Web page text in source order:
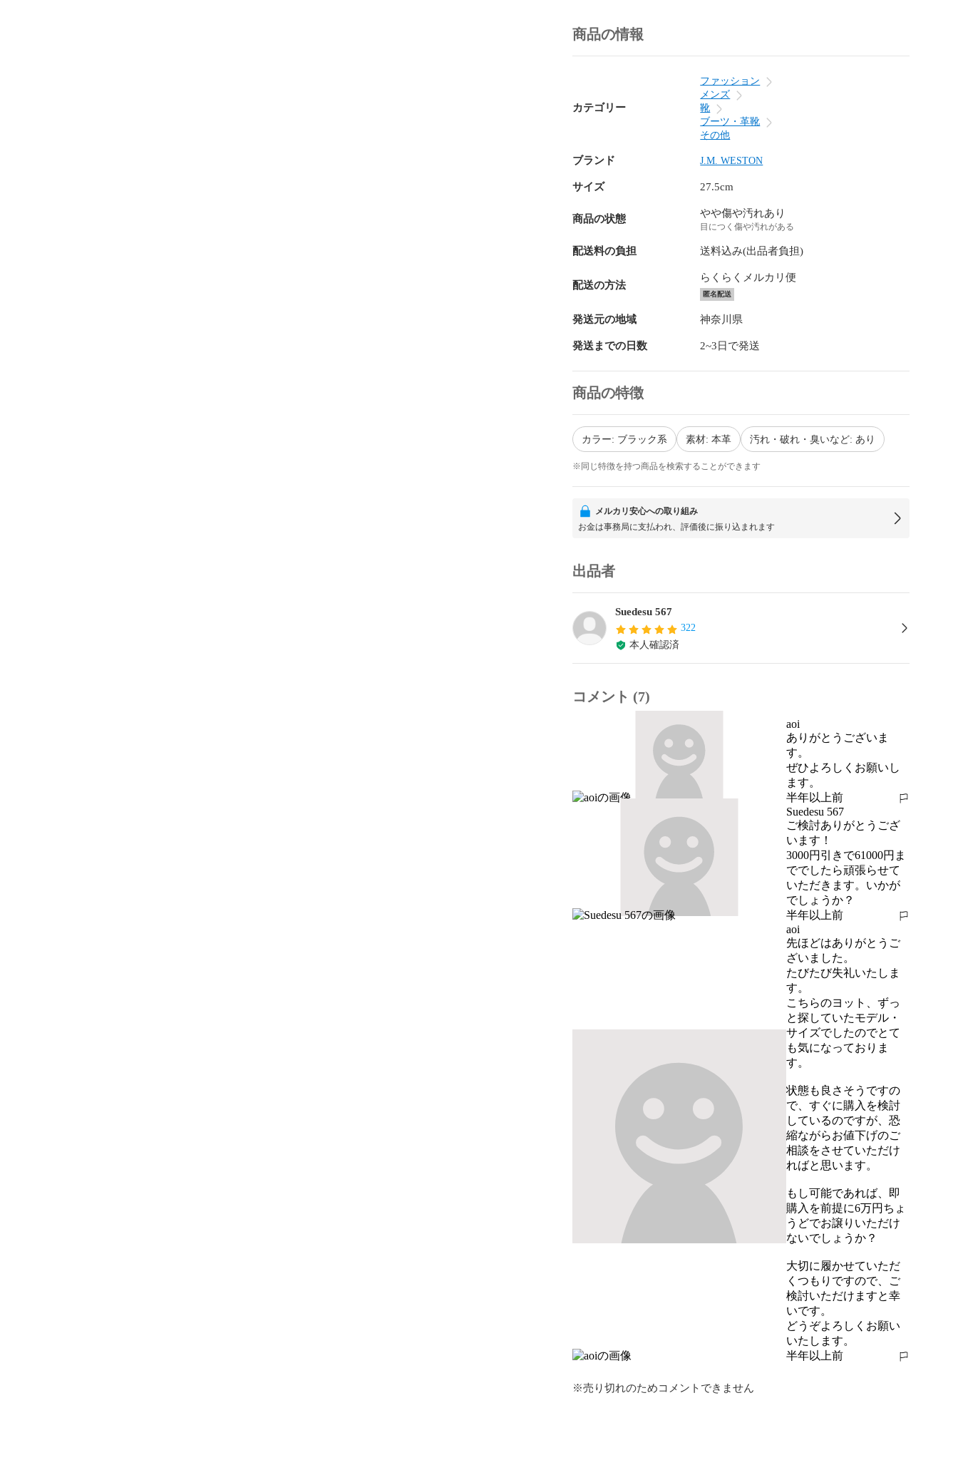
商品の情報
カテゴリー
ファッション
メンズ
靴
ブーツ・革靴
その他
ブランド J.M. WESTON
サイズ 27.5cm
商品の状態 やや傷や汚れあり
目につく傷や汚れがある
配送料の負担 送料込み(出品者負担)
配送の方法
らくらくメルカリ便
匿名配送
発送元の地域 神奈川県
発送までの日数 2~3日で発送
商品の特徴
カラー: ブラック系 素材: 本革 汚れ・破れ・臭いなど: あり
※同じ特徴を持つ商品を検索することができます
メルカリ安心への取り組み
お金は事務局に支払われ、評価後に振り込まれます
出品者
Suedesu 567
322
本人確認済
コメント (7)
aoi
ありがとうございま
す。
ぜひよろしくお願いし
ます。
半年以上前
報告する
Suedesu 567
ご検討ありがとうござ
います！
3000円引きで61000円ま
ででしたら頑張らせて
いただきます。いかが
でしょうか？
半年以上前
報告する
aoi
先ほどはありがとうご
ざいました。
たびたび失礼いたしま
す。
こちらのヨット、ずっ
と探していたモデル・
サイズでしたのでとて
も気になっておりま
す。
状態も良さそうですの
で、すぐに購入を検討
しているのですが、恐
縮ながらお値下げのご
相談をさせていただけ
ればと思います。
もし可能であれば、即
購入を前提に6万円ちょ
うどでお譲りいただけ
ないでしょうか？
大切に履かせていただ
くつもりですので、ご
検討いただけますと幸
いです。
どうぞよろしくお願い
いたします。
半年以上前
報告する
※売り切れのためコメントできません